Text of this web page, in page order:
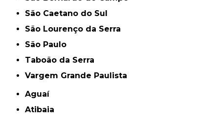
São Caetano do Sul
São Lourenço da Serra
São Paulo
Taboão da Serra
Vargem Grande Paulista
Aguaí
Atibaia